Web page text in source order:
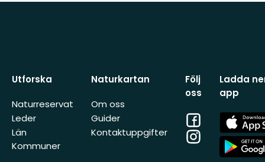
Utforska
Naturreservat
Leder
Län
Kommuner
Naturkartan
Om oss
Guider
Kontaktuppgifter
Följ
oss
Facebook
Instagram
Ladda
app
App
Store
App
Store